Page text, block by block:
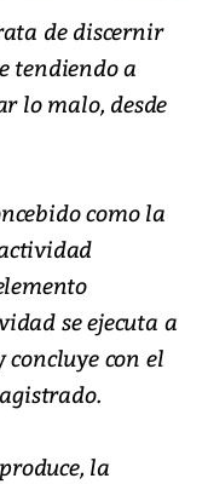
de discernir
tendiendo a
lo malo, desde
como la
se ejecuta a
con el
la